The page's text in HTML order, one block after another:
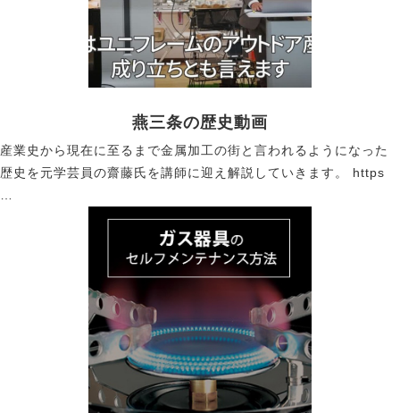
燕三条の歴史動画
産業史から現在に至るまで金属加工の街と言われるようになった
歴史を元学芸員の齋藤氏を講師に迎え解説していきます。 https